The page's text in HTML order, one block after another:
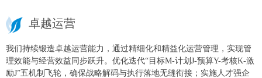
卓越运营
我们持续锻造卓越运营能力，通过精细化和精益化运营管理，实现管
理效能与经营效益同步跃升。优化迭代“目标M-计划J-预算Y-考核K-激
励J”五机制飞轮，确保战略解码与执行落地无缝衔接；实施人才强企